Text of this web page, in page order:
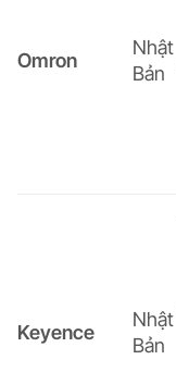
Omron
Nhật
Bản
Keyence
Nhật
Bản